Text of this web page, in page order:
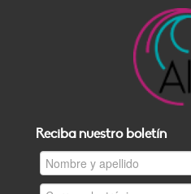
Reciba nuestro boletín